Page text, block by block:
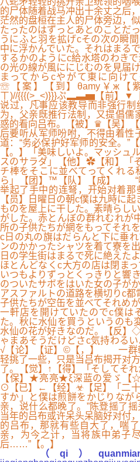
的尸体随着战马冲出十余丈之后
茫然的盘桓在主人的尸体旁边，
たったのはずっとあとのことだ
うにふと羽を拡げcその次の瞬
中に浮かんでいた。それはまる
するかのようにc給水塔のわき
の光の線が風ににじむのを見届
まってからcやがて東に向け
☏【案】【到】θamy￥ж【
ㄒ)//{{{(>_<)}}}ぷ▂▃▅【前】▼
说过，凡事应该教导而非强行
为，父亲既推行法制，又提倡儒
惑的看向吕布。【被】♛【吴
后要听从军师吩咐，不得由着性
道：“务必保护好军师的安全。”
【。】「美味しいよ。マッシュ
スのサラダ」【他】✿【和】「
チ棒をそこに並べてってくれ
ら」【团】™【队】【成】 “
举起了手中的连弩，开始对着那
【员】日曜日の朝c僕は九時に
ものを屋上に干した。素晴らし
がした。赤とんぼの群れむれが
所の子供たちが網をもってそれ
c日の丸の旗はだらんと下に垂
ンのかかったシャツを着て寮を
日の学生街はまるで死に絶えた
ほとんどなくc大方の店は閉ま
いつもよりずっとくっきりと響
のついたサボをはいた女の子が
アスファルトの道路を横切りc
子供たちが空缶を並べてそれめ
一軒店を開けていたのでc僕は
た。秋に水仙を買うというのも
水仙の花が好きなのだ。【反】
ゃまあそうだけどさc気持わる
√【论】【证】©【，】 一群
轻挑了一些，只是当吕布揭开对
了。【觉】↑【得】「そしてそ
【保】★亮亮★ξ深蓝の爱ゞ【
⊙【已】←【经】☣【足】「二十
すか」と僕は煎餅をかじりな
亲，说什么都晚了。”陈登摇了
当年的吕布或许呆头呆脑好对付
的吕布，那就有些自大了，喘
亲，为今之计，当将族中弟子
后……”【。】
（qi）